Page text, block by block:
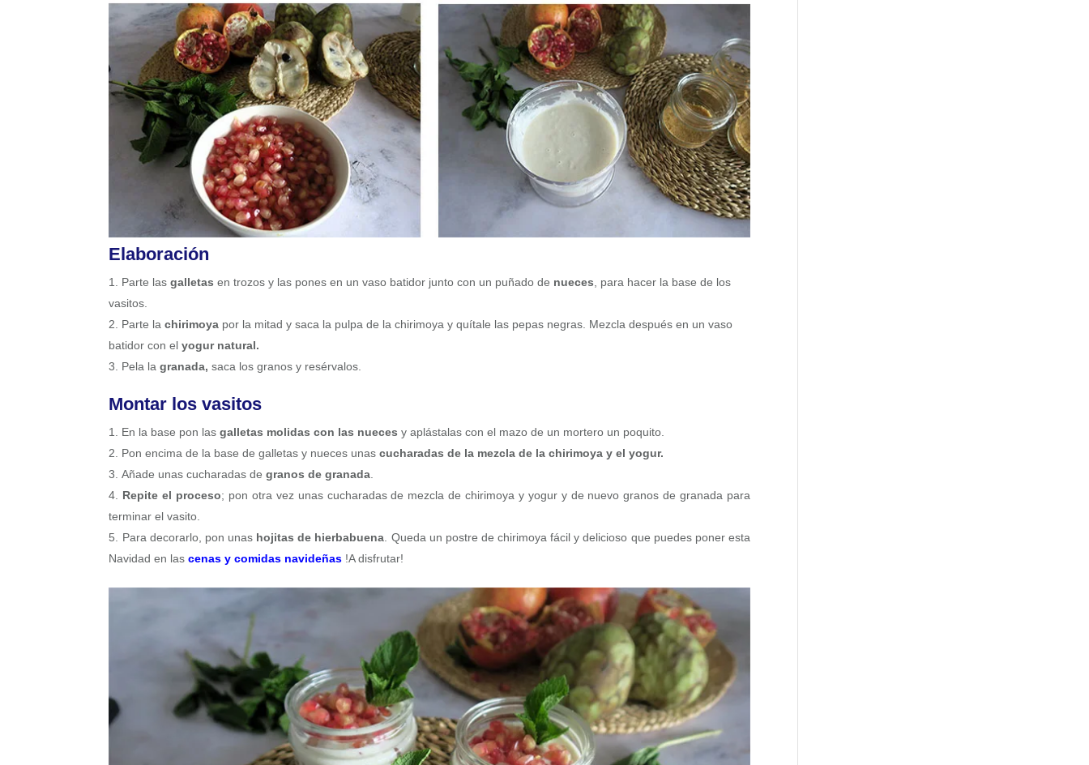
Elaboración
Parte lasgalletas en trozos y las pones en un vaso batidor junto con un puñado de nueces , para hacer la base de los
vasitos.
Parte lachirimoya por la mitad y saca la pulpa de la chirimoya y quítale las pepas negras. Mezcla después en un vaso
batidor con elyogur natural.
Pela lagranada, saca los granos y resérvalos.
Montar los vasitos
En la base pon lasgalletas molidas con las nueces y aplástalas con el mazo de un mortero un poquito.
Pon encima de la base de galletas y nueces unascucharadas de la mezcla de la chirimoya y el yogur.
Añade unas cucharadas degranos de granada
Repite el proceso; pon otra vez unas cucharadas de mezcla de chirimoya y yogur y de nuevo granos de granada para
terminar el vasito.
Para decorarlo, pon unas hojitas de hierbabuena . Queda un postre de chirimoya fácil y delicioso que puedes poner esta
Navidad en lascenas y comidas navideñas !A disfrutar!